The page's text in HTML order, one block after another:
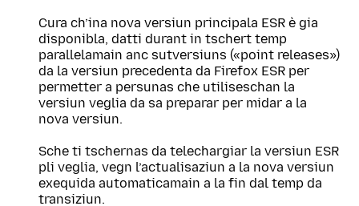
Cura ch’ina nova versiun principala ESR è gia
disponibla, datti durant in tschert temp
parallelamain anc sutversiuns («point releases»)
da la versiun precedenta da Firefox ESR per
permetter a persunas che utiliseschan la
versiun veglia da sa preparar per midar a la
nova versiun.
Sche ti tschernas da telechargiar la versiun ESR
pli veglia, vegn l’actualisaziun a la nova versiun
exequida automaticamain a la fin dal temp da
transiziun.